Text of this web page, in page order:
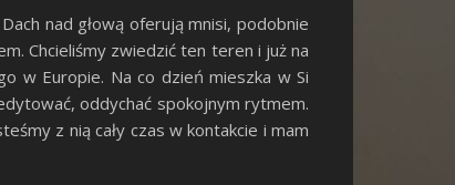
nad głową oferują mnisi, podobnie
Chcieliśmy zwiedzić ten teren i już na
w Europie. Na co dzień mieszka w Si
oddychać spokojnym rytmem.
z nią cały czas w kontakcie i mam